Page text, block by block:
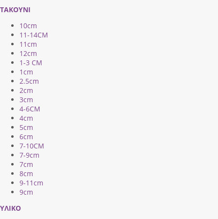
ΤΑΚΟΥΝΙ
10cm
11-14CM
11cm
12cm
1-3 CM
1cm
2.5cm
2cm
3cm
4-6CM
4cm
5cm
6cm
7-10CM
7-9cm
7cm
8cm
9-11cm
9cm
ΥΛΙΚΟ